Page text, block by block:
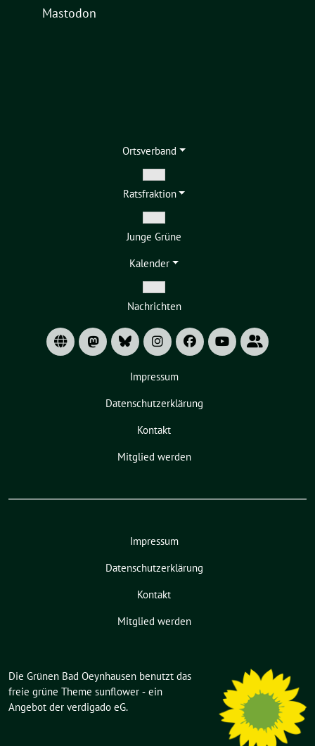
Mastodon
Ortsverband
Zeige
Untermenü
Ratsfraktion
Zeige
Untermenü
Junge Grüne
Kalender
Zeige
Untermenü
Nachrichten
Impressum
Datenschutzerklärung
Kontakt
Mitglied werden
Impressum
Datenschutzerklärung
Kontakt
Mitglied werden
Die Grünen Bad Oeynhausen benutzt das
freie grüne Theme sunflower ‐ ein
Angebot der verdigado eG.